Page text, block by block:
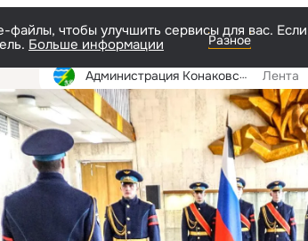
Разное
чтобы улучшить сервисы для вас.
Больше информации
Администрация Конаковского муниципального округа Лента
Фотопоток Фотоальбомы 285